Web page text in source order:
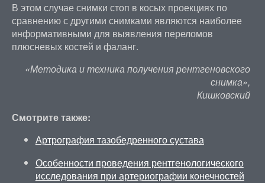
В этом случае снимки стоп в косых проекциях по
сравнению с другими снимками являются наиболее
информативными для выявления переломов
плюсневых костей и фаланг.
«Методика и техника получения рентгеновского
снимка»,
Кишковский
Смотрите также:
Артрография тазобедренного сустава
Особенности проведения рентгенологического
исследования при артериографии конечностей